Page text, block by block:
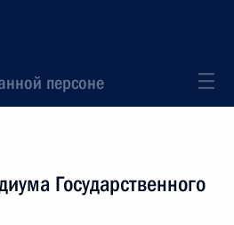
персоне
Государственного